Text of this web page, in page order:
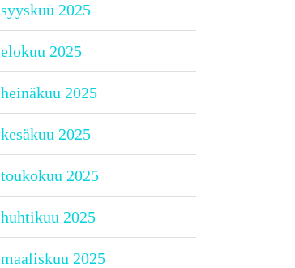
syyskuu 2025
elokuu 2025
heinäkuu 2025
kesäkuu 2025
toukokuu 2025
huhtikuu 2025
maaliskuu 2025